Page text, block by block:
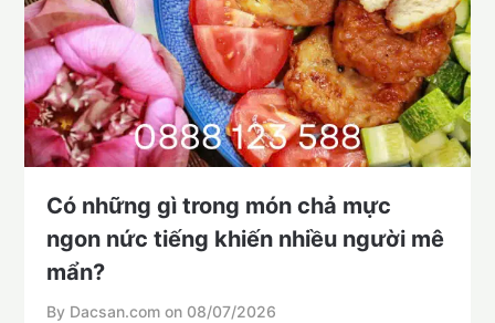
Có những gì trong món chả mực
ngon nức tiếng khiến nhiều người mê
mẩn?
By Dacsan.com on 08/07/2026